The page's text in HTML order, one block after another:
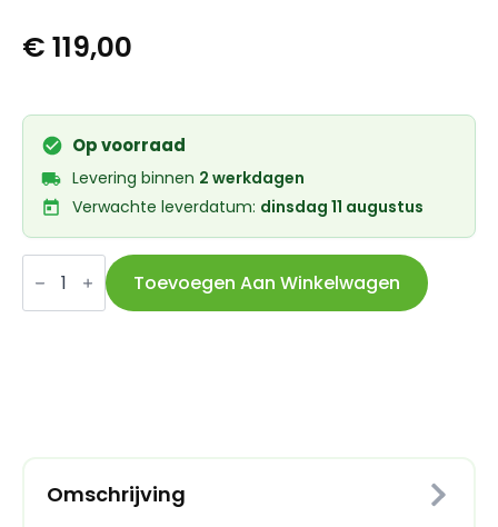
€ 119,00
Op voorraad
Levering binnen 2 werkdagen
Verwachte leverdatum: dinsdag 11 augustus
Ammara-
lock
accuslot
achterdrager
Toevoegen Aan Winkelwagen
Omschrijving